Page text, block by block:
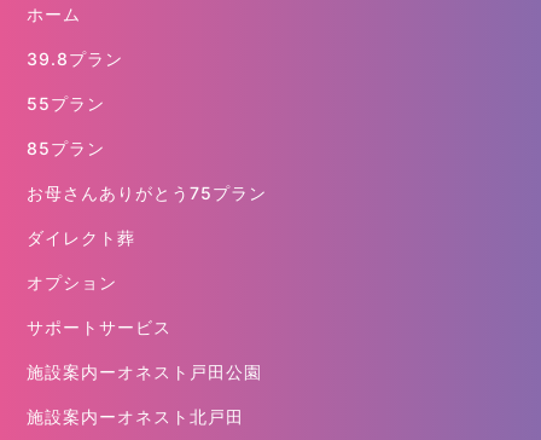
ホーム
39.8プラン
55プラン
85プラン
お母さんありがとう75プラン
ダイレクト葬
オプション
サポートサービス
施設案内ーオネスト戸田公園
施設案内ーオネスト北戸田